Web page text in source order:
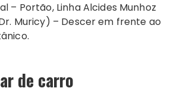
– Portão, Linha Alcides Munhoz
Muricy) – Descer em frente ao
de carro